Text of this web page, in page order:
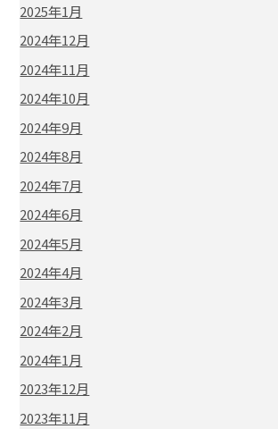
2025年1月
2024年12月
2024年11月
2024年10月
2024年9月
2024年8月
2024年7月
2024年6月
2024年5月
2024年4月
2024年3月
2024年2月
2024年1月
2023年12月
2023年11月